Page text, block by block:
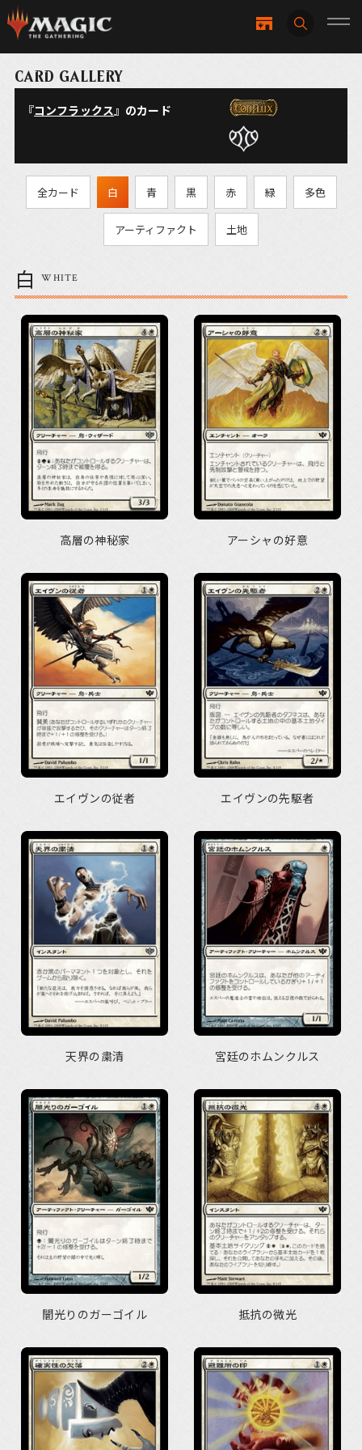
CARD GALLERY
『コンフラックス』のカード
全カード 白 青 黒 赤 緑 多色
アーティファクト 土地
白 WHITE
高層の神秘家 アーシャの好意
エイヴンの従者 エイヴンの先駆者
天界の粛清 宮廷のホムンクルス
闇光りのガーゴイル 抵抗の微光